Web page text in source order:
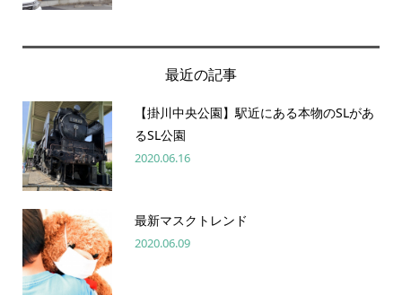
最近の記事
【掛川中央公園】駅近にある本物のSLがあ
るSL公園
2020.06.16
最新マスクトレンド
2020.06.09